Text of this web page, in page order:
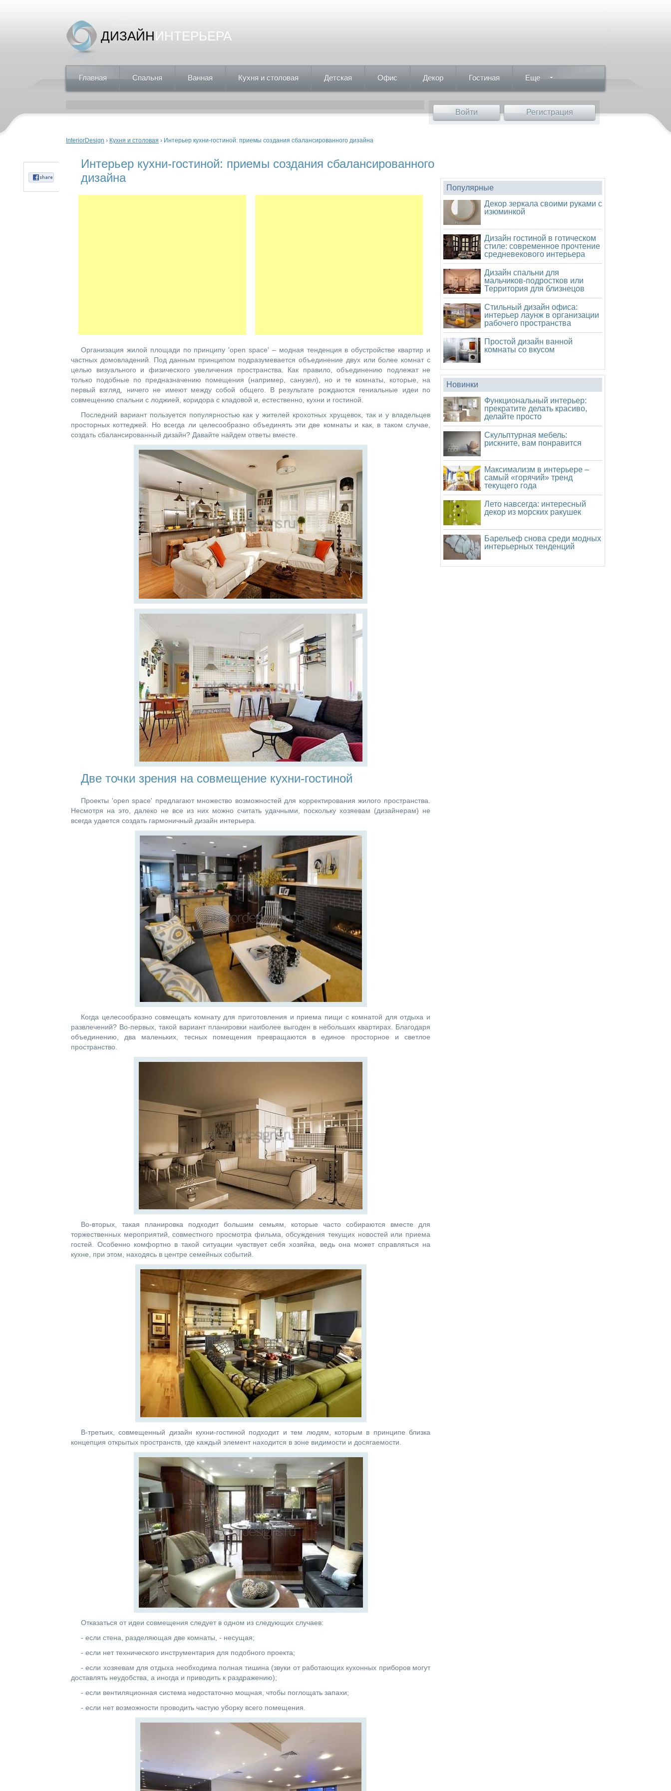
ДИЗАЙНИНТЕРЬЕРА
Главная Спальня Ванная Кухня и столовая Детская Офис Декор Гостиная Еще
Войти Регистрация
Вы здесь
InteriorDesign › Кухня и столовая › Интерьер кухни-гостиной: приемы создания сбалансированного дизайна
Интерьер кухни-гостиной: приемы создания сбалансированного
дизайна
Организация жилой площади по принципу 'open space' – модная тенденция в обустройстве квартир и
частных домовладений. Под данным принципом подразумевается объединение двух или более комнат с
целью визуального и физического увеличения пространства. Как правило, объединению подлежат не
только подобные по предназначению помещения (например, санузел), но и те комнаты, которые, на
первый взгляд, ничего не имеют между собой общего. В результате рождаются гениальные идеи по
совмещению спальни с лоджией, коридора с кладовой и, естественно, кухни и гостиной.
Последний вариант пользуется популярностью как у жителей крохотных хрущевок, так и у владельцев
просторных коттеджей. Но всегда ли целесообразно объединять эти две комнаты и как, в таком случае,
создать сбалансированный дизайн? Давайте найдем ответы вместе.
Две точки зрения на совмещение кухни-гостиной
Проекты 'open space' предлагают множество возможностей для корректирования жилого пространства.
Несмотря на это, далеко не все из них можно считать удачными, поскольку хозяевам (дизайнерам) не
всегда удается создать гармоничный дизайн интерьера.
Когда целесообразно совмещать комнату для приготовления и приема пищи с комнатой для отдыха и
развлечений? Во-первых, такой вариант планировки наиболее выгоден в небольших квартирах. Благодаря
объединению, два маленьких, тесных помещения превращаются в единое просторное и светлое
пространство.
Во-вторых, такая планировка подходит большим семьям, которые часто собираются вместе для
торжественных мероприятий, совместного просмотра фильма, обсуждения текущих новостей или приема
гостей. Особенно комфортно в такой ситуации чувствует себя хозяйка, ведь она может справляться на
кухне, при этом, находясь в центре семейных событий.
В-третьих, совмещенный дизайн кухни-гостиной подходит и тем людям, которым в принципе близка
концепция открытых пространств, где каждый элемент находится в зоне видимости и досягаемости.
Отказаться от идеи совмещения следует в одном из следующих случаев:
- если стена, разделяющая две комнаты, - несущая;
- если нет технического инструментария для подобного проекта;
- если хозяевам для отдыха необходима полная тишина (звуки от работающих кухонных приборов могут
доставлять неудобства, а иногда и приводить к раздражению);
- если вентиляционная система недостаточно мощная, чтобы поглощать запахи;
- если нет возможности проводить частую уборку всего помещения.
Популярные
Декор зеркала своими руками с
изюминкой
Дизайн гостиной в готическом
стиле: современное прочтение
средневекового интерьера
Дизайн спальни для
мальчиков-подростков или
Территория для близнецов
Стильный дизайн офиса:
интерьер лаунж в организации
рабочего пространства
Простой дизайн ванной
комнаты со вкусом
Новинки
Функциональный интерьер:
прекратите делать красиво,
делайте просто
Скульптурная мебель:
рискните, вам понравится
Максимализм в интерьере –
самый «горячий» тренд
текущего года
Лето навсегда: интересный
декор из морских ракушек
Барельеф снова среди модных
интерьерных тенденций